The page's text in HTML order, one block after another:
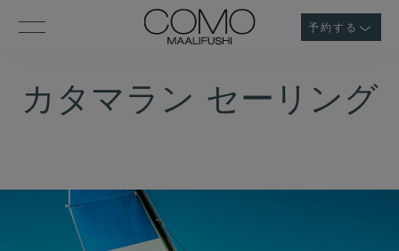
予約する
カタマラン セーリング